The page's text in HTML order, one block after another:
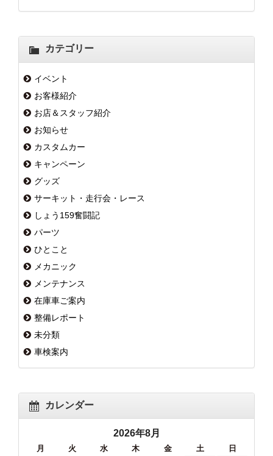
カテゴリー
イベント
お客様紹介
お店＆スタッフ紹介
お知らせ
カスタムカー
キャンペーン
グッズ
サーキット・走行会・レース
しょう159奮闘記
パーツ
ひとこと
メカニック
メンテナンス
在庫車ご案内
整備レポート
未分類
車検案内
カレンダー
2026年8月
月 火 水 木 金 土 日